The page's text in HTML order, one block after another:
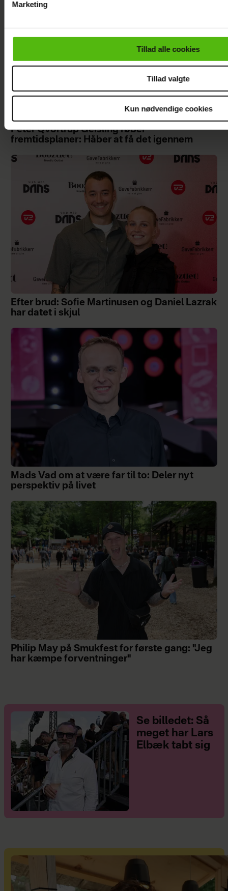
cookiepolitik.
Marketing
Tillad alle cookies
Tillad valgte
Kun nødvendige cookies
Peter Qvortrup Geisling røber
fremtidsplaner: Håber at få det igennem
Efter brud: Sofie Martinusen og Daniel Lazrak
har datet i skjul
Mads Vad om at være far til to: Deler nyt
perspektiv på livet
Philip May på Smukfest for første gang: "Jeg
har kæmpe forventninger"
Se billedet: Så
meget har Lars
Elbæk tabt sig